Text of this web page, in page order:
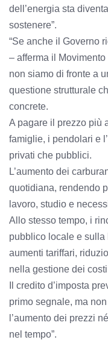
dell’energia sta
sostenere”.
“Se anche il Governo
– afferma il
non siamo di fronte a
questione strutturale
concrete.
A pagare il prezzo più
famiglie, i pendolari e
privati che pubblici.
L’aumento dei
quotidiana, rendendo
lavoro, studio e
Allo stesso tempo, i
pubblico locale e
aumenti tariffari,
nella gestione dei
Il credito d’imposta
primo segnale, ma
l’aumento dei prezzi
nel tempo”.